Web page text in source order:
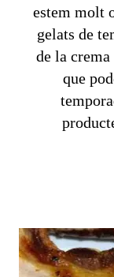
estem molt
gelats de
de la
que